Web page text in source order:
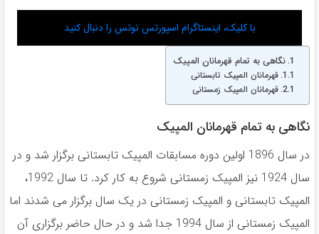
با کلیک، اینستاگرام اسپورتس نوتس را دنبال کنید
نگاهی به تمام قهرمانان المپیک
قهرمانان المپیک تابستانی
قهرمانان المپیک زمستانی
نگاهی به تمام قهرمانان المپیک
در سال 1896 اولین دوره مسابقات المپیک تابستانی برگزار شد و در
سال 1924 نیز المپیک زمستانی شروع به کار کرد. تا سال 1992،
المپیک تابستانی و المپیک زمستانی در یک سال برگزار می شدند اما
المپیک زمستانی از سال 1994 جدا شد و در حال حاضر برگزاری آن